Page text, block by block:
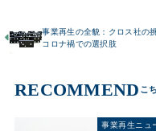
事業再生の全貌：クロス社の
コロナ禍での選択肢
RECOMMEND
事業再生ニュ